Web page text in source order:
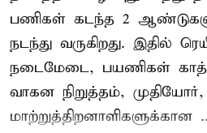
பணிகள் கடந்த 2
நடந்து வருகிறது. இதில்
நடைமேடை, பயணிகள்
வாகன நிறுத்தம், முதியோர்,
மாற்றுத்திறனாளிகளுக்கான